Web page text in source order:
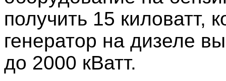
получить 15 киловатт,
генератор на дизеле
до 2000 кВатт.